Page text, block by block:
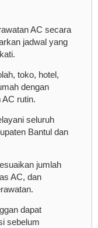
AC secara
jadwal yang
toko, hotel,
dengan
AC rutin.
seluruh
Bantul dan
jumlah
AC, dan
dapat
sebelum